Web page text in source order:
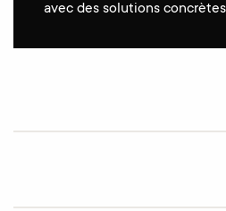
avec des solutions